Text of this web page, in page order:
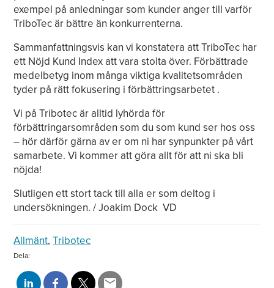
exempel på anledningar som kunder anger till varför
TriboTec är bättre än konkurrenterna.
Sammanfattningsvis kan vi konstatera att TriboTec har
ett Nöjd Kund Index att vara stolta över. Förbättrade
medelbetyg inom många viktiga kvalitetsområden
tyder på rätt fokusering i förbättringsarbetet .
Vi på Tribotec är alltid lyhörda för
förbättringarsområden som du som kund ser hos oss
– hör därför gärna av er om ni har synpunkter på vårt
samarbete. Vi kommer att göra allt för att ni ska bli
nöjda!
Slutligen ett stort tack till alla er som deltog i
undersökningen. / Joakim Dock VD
Allmänt,Tribotec
Dela: